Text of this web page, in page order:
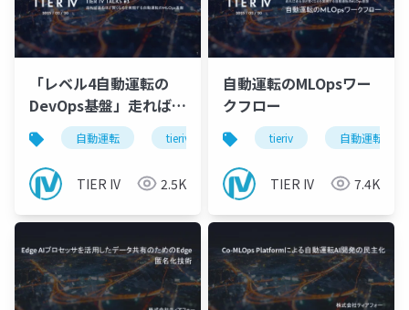
「レベル4自動運転の
DevOps基盤」走れば走
るほど賢くなるを実現
する自動運転のMLOps
基盤
自動運転 tieriv mlops
TIER IV 2.5K
自動運転のMLOpsワー
クフロー
tieriv 自動運転
TIER IV 7.4K